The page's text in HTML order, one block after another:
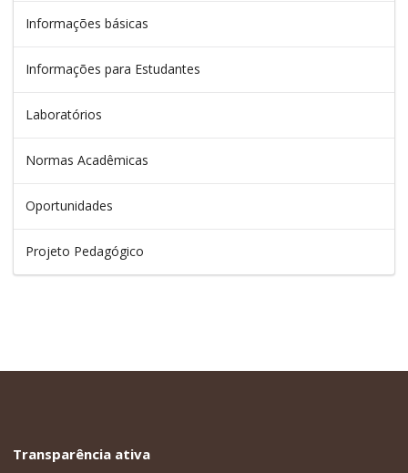
Informações básicas
Informações para Estudantes
Laboratórios
Normas Acadêmicas
Oportunidades
Projeto Pedagógico
Transparência ativa